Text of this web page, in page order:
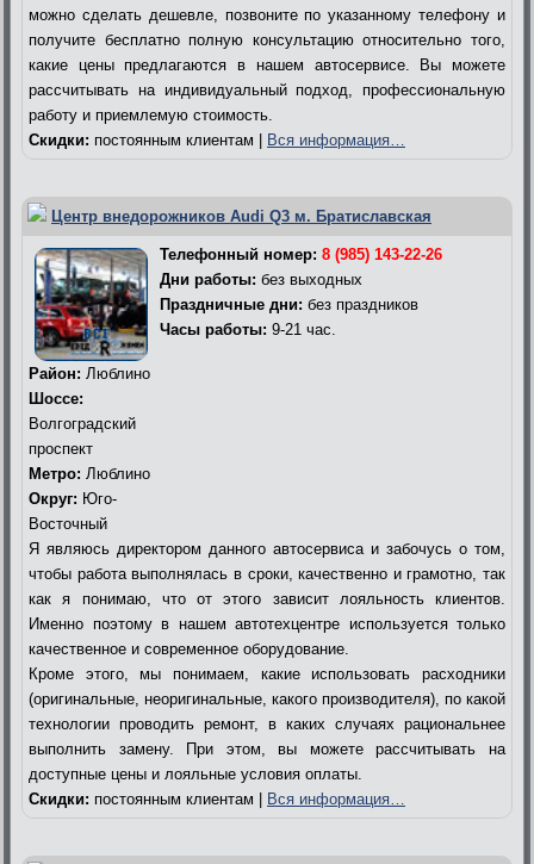
можно сделать дешевле, позвоните по указанному телефону и
получите бесплатно полную консультацию относительно того,
какие цены предлагаются в нашем автосервисе. Вы можете
рассчитывать на индивидуальный подход, профессиональную
работу и приемлемую стоимость.
Скидки: постоянным клиентам | Вся информация…
Центр внедорожников Audi Q3 м. Братиславская
Телефонный номер: 8 (985) 143-22-26
Дни работы: без выходных
Праздничные дни: без праздников
Часы работы: 9-21 час.
Район: Люблино
Шоссе:
Волгоградский
проспект
Метро: Люблино
Округ: Юго-
Восточный
Я являюсь директором данного автосервиса и забочусь о том,
чтобы работа выполнялась в сроки, качественно и грамотно, так
как я понимаю, что от этого зависит лояльность клиентов.
Именно поэтому в нашем автотехцентре используется только
качественное и современное оборудование.
Кроме этого, мы понимаем, какие использовать расходники
(оригинальные, неоригинальные, какого производителя), по какой
технологии проводить ремонт, в каких случаях рациональнее
выполнить замену. При этом, вы можете рассчитывать на
доступные цены и лояльные условия оплаты.
Скидки: постоянным клиентам | Вся информация…